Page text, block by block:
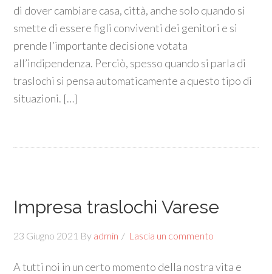
di dover cambiare casa, città, anche solo quando si
smette di essere figli conviventi dei genitori e si
prende l’importante decisione votata
all’indipendenza. Perciò, spesso quando si parla di
traslochi si pensa automaticamente a questo tipo di
situazioni. […]
Impresa traslochi Varese
23 Giugno 2021 By admin Lascia un commento
A tutti noi in un certo momento della nostra vita e